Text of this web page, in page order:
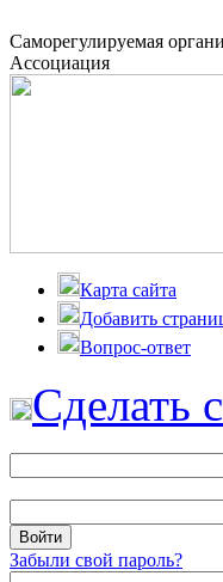
Саморегулируемая
Ассоциация
Карта сайта
Добавить
Вопрос-ответ
Сделать
Забыли свой пароль?